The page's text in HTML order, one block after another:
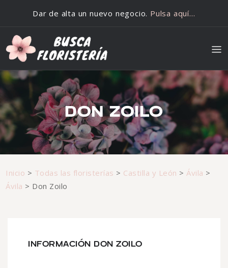
Dar de alta un nuevo negocio. Pulsa aquí…
DON ZOILO
Inicio > Todas las floristerías > Castilla y León > Ávila >
Ávila > Don Zoilo
INFORMACIÓN DON ZOILO